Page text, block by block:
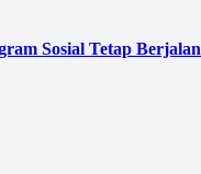
Sosial Tetap Berjalan